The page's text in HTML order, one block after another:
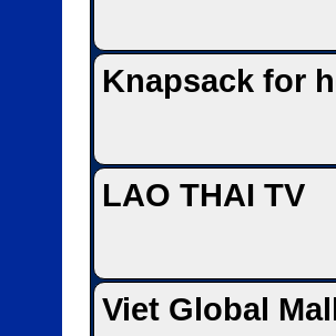
Knapsack for
LAO THAI TV
Viet Global